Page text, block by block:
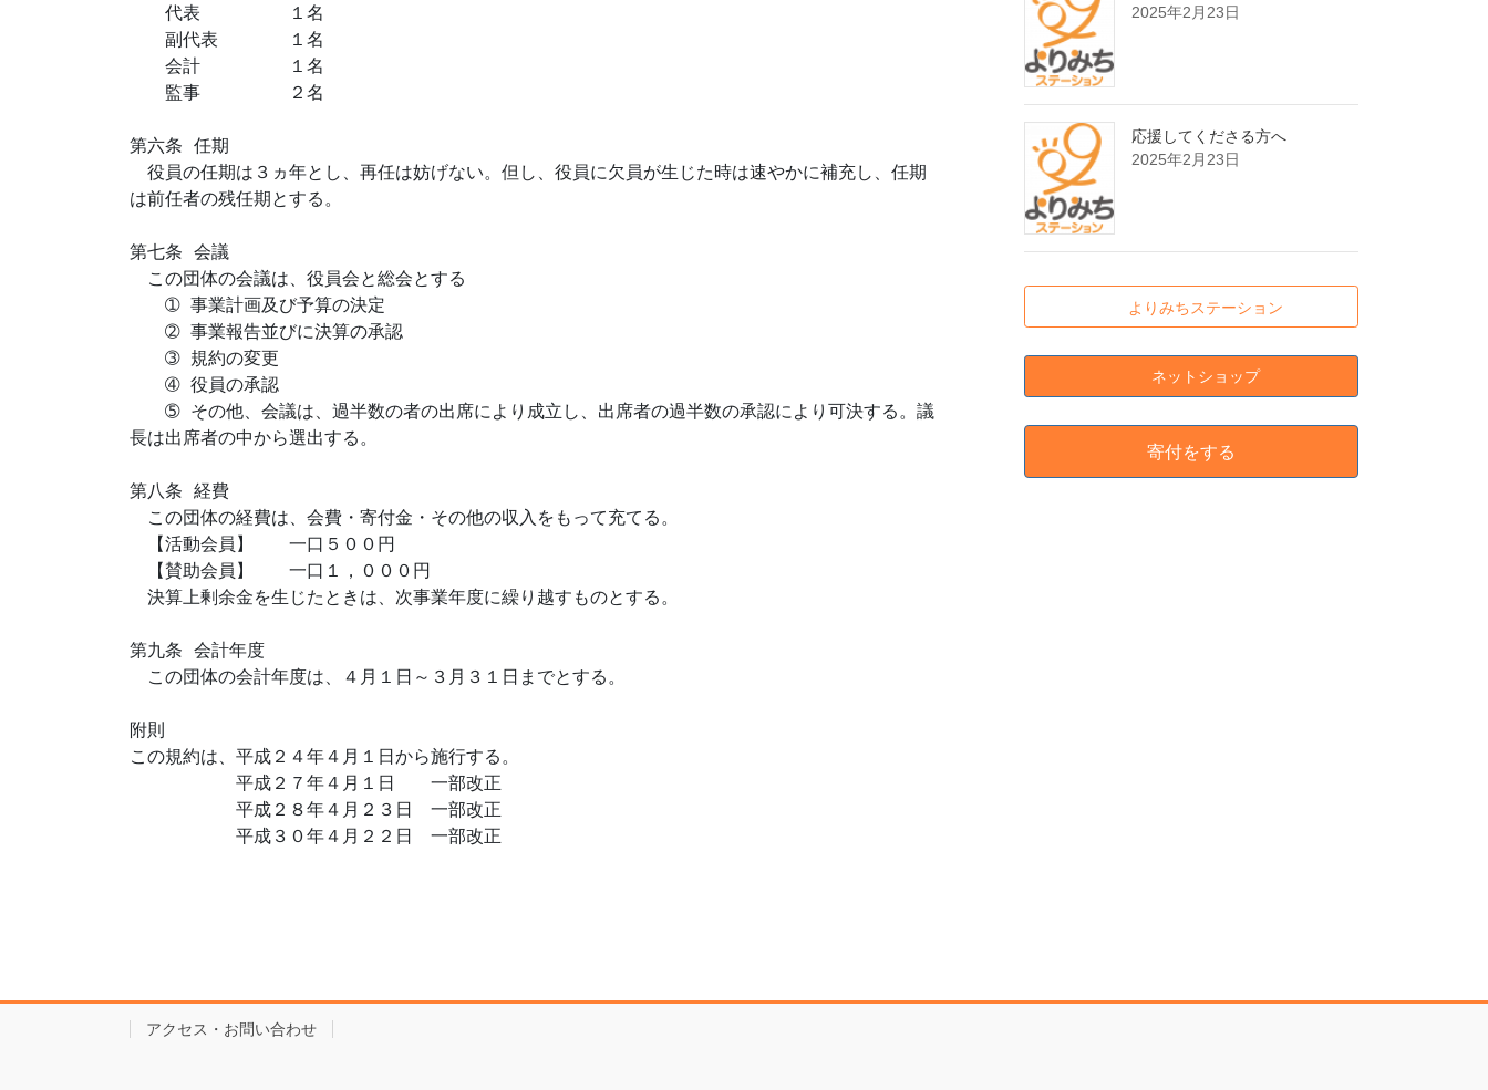
代表　　　　　１名
副代表　　　　１名
会計　　　　　１名
監事　　　　　２名
第六条 任期
役員の任期は３ヵ年とし、再任は妨げない。但し、役員に欠員が生じた時は速やかに補充し、任期
は前任者の残任期とする。
第七条 会議
この団体の会議は、役員会と総会とする
➀ 事業計画及び予算の決定
➁ 事業報告並びに決算の承認
➂ 規約の変更
➃ 役員の承認
➄ その他、会議は、過半数の者の出席により成立し、出席者の過半数の承認により可決する。議
長は出席者の中から選出する。
第八条 経費
この団体の経費は、会費・寄付金・その他の収入をもって充てる。
【活動会員】　　一口５００円
【賛助会員】　　一口１，０００円
決算上剰余金を生じたときは、次事業年度に繰り越すものとする。
第九条 会計年度
この団体の会計年度は、４月１日～３月３１日までとする。
附則
この規約は、平成２４年４月１日から施行する。
平成２７年４月１日　　一部改正
平成２８年４月２３日　一部改正
平成３０年４月２２日　一部改正
2025年2月23日
応援してくださる方へ
2025年2月23日
よりみちステーション
ネットショップ
寄付をする
アクセス・お問い合わせ